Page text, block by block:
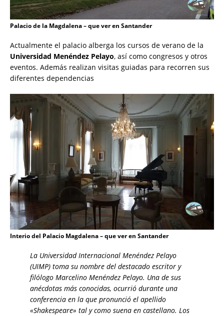
Palacio de la Magdalena – que ver en Santander
Actualmente el palacio alberga los cursos de verano de la
Universidad Menéndez Pelayo, así como congresos y otros
eventos. Además realizan visitas guiadas para recorren sus
diferentes dependencias
Interio del Palacio Magdalena – que ver en Santander
La Universidad Internacional Menéndez Pelayo
(UIMP) toma su nombre del destacado escritor y
filólogo Marcelino Menéndez Pelayo. Una de sus
anécdotas más conocidas, ocurrió durante una
conferencia en la que pronunció el apellido
«Shakespeare» tal y como suena en castellano. Los